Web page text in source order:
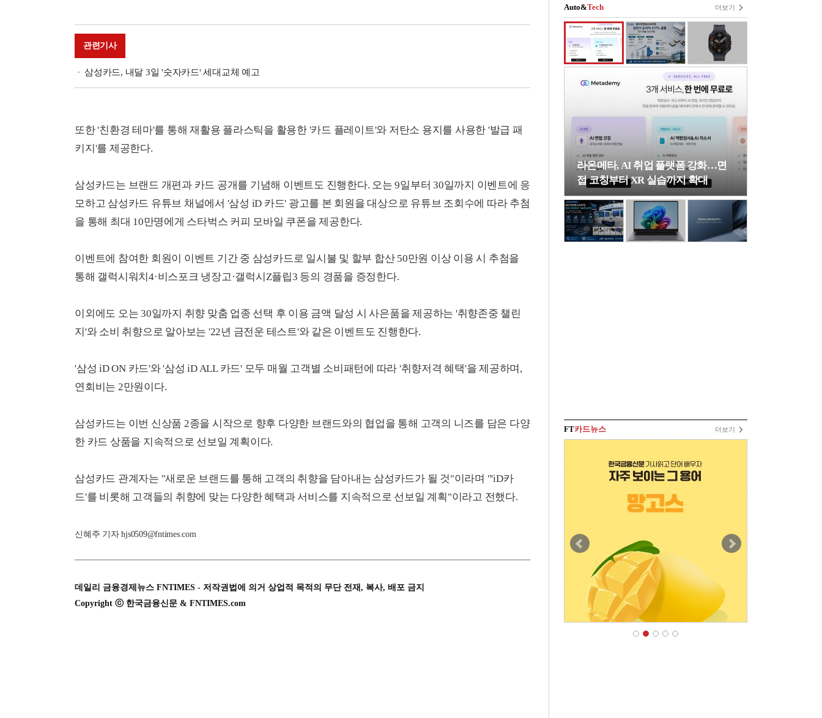
관련기사
삼성카드, 내달 3일 '숫자카드' 세대교체 예고
또한 '친환경 테마'를 통해 재활용 플라스틱을 활용한 '카드 플레이트'와 저탄소 용지를 사용한 '발급 패
키지'를 제공한다.
삼성카드는 브랜드 개편과 카드 공개를 기념해 이벤트도 진행한다. 오는 9일부터 30일까지 이벤트에 응
모하고 삼성카드 유튜브 채널에서 '삼성 iD 카드' 광고를 본 회원을 대상으로 유튜브 조회수에 따라 추첨
을 통해 최대 10만명에게 스타벅스 커피 모바일 쿠폰을 제공한다.
이벤트에 참여한 회원이 이벤트 기간 중 삼성카드로 일시불 및 할부 합산 50만원 이상 이용 시 추첨을
통해 갤럭시워치4·비스포크 냉장고·갤럭시Z플립3 등의 경품을 증정한다.
이외에도 오는 30일까지 취향 맞춤 업종 선택 후 이용 금액 달성 시 사은품을 제공하는 '취향존중 챌린
지'와 소비 취향으로 알아보는 '22년 금전운 테스트'와 같은 이벤트도 진행한다.
'삼성 iD ON 카드'와 '삼성 iD ALL 카드' 모두 매월 고객별 소비패턴에 따라 '취향저격 혜택'을 제공하며,
연회비는 2만원이다.
삼성카드는 이번 신상품 2종을 시작으로 향후 다양한 브랜드와의 협업을 통해 고객의 니즈를 담은 다양
한 카드 상품을 지속적으로 선보일 계획이다.
삼성카드 관계자는 "새로운 브랜드를 통해 고객의 취향을 담아내는 삼성카드가 될 것"이라며 "'iD카
드'를 비롯해 고객들의 취향에 맞는 다양한 혜택과 서비스를 지속적으로 선보일 계획"이라고 전했다.
신혜주 기자 hjs0509@fntimes.com
데일리 금융경제뉴스 FNTIMES - 저작권법에 의거 상업적 목적의 무단 전재, 복사, 배포 금지
Copyright ⓒ 한국금융신문 & FNTIMES.com
Auto&Tech 더보기
라온메타, AI 취업 플랫폼 강화…면
접 코칭부터 XR 실습까지 확대
FT카드뉴스 더보기